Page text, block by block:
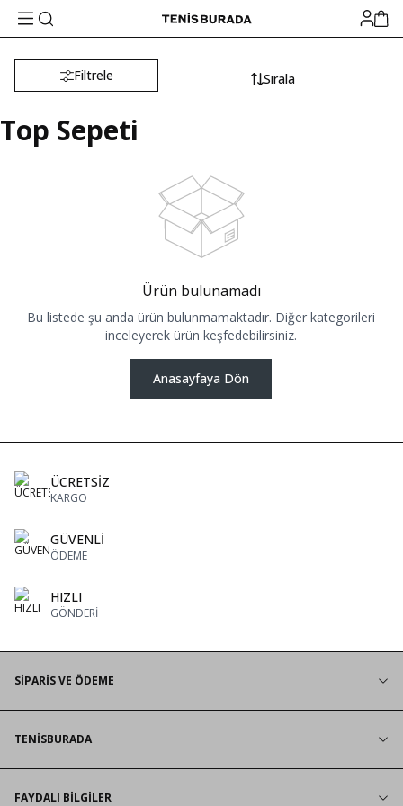
Filtrele Sırala
Top Sepeti
Ürün bulunamadı
Bu listede şu anda ürün bulunmamaktadır. Diğer kategorileri
inceleyerek ürün keşfedebilirsiniz.
Anasayfaya Dön
ÜCRETSİZ
KARGO
GÜVENLİ
ÖDEME
HIZLI
GÖNDERİ
SİPARİS VE ÖDEME
TENİSBURADA
FAYDALI BİLGİLER